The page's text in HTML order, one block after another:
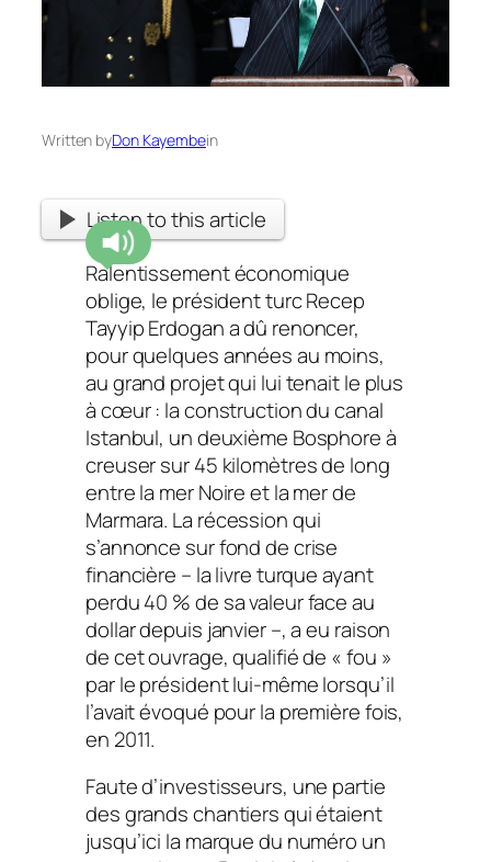
Written byDon Kayembein
Listen to this article
Ralentissement économique
oblige, le président turc Recep
Tayyip Erdogan a dû renoncer,
pour quelques années au moins,
au grand projet qui lui tenait le plus
à cœur : la construction du canal
Istanbul, un deuxième Bosphore à
creuser sur 45 kilomètres de long
entre la mer Noire et la mer de
Marmara. La récession qui
s’annonce sur fond de crise
financière – la livre turque ayant
perdu 40 % de sa valeur face au
dollar depuis janvier –, a eu raison
de cet ouvrage, qualifié de « fou »
par le président lui-même lorsqu’il
l’avait évoqué pour la première fois,
en 2011.
Faute d’investisseurs, une partie
des grands chantiers qui étaient
jusqu’ici la marque du numéro un